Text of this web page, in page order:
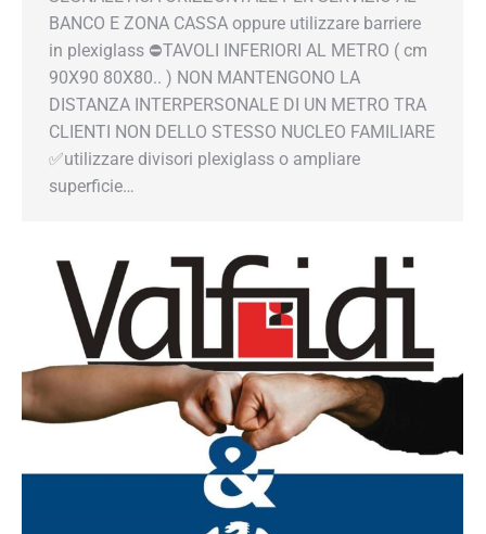
BANCO E ZONA CASSA oppure utilizzare barriere
in plexiglass ⛔️TAVOLI INFERIORI AL METRO ( cm
90X90 80X80.. ) NON MANTENGONO LA
DISTANZA INTERPERSONALE DI UN METRO TRA
CLIENTI NON DELLO STESSO NUCLEO FAMILIARE
✅utilizzare divisori plexiglass o ampliare
superficie…